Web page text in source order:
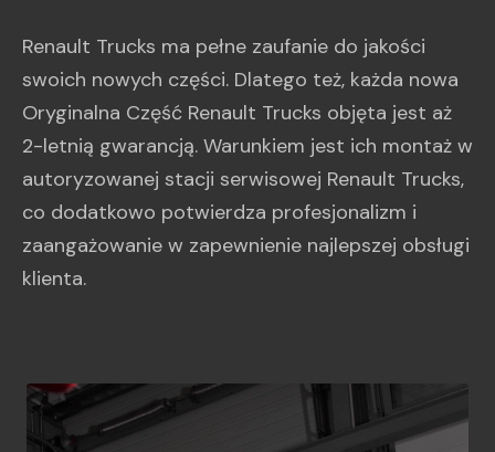
Renault Trucks ma pełne zaufanie do jakości
swoich nowych części. Dlatego też, każda nowa
Oryginalna Część Renault Trucks objęta jest aż
2-letnią gwarancją. Warunkiem jest ich montaż w
autoryzowanej stacji serwisowej Renault Trucks,
co dodatkowo potwierdza profesjonalizm i
zaangażowanie w zapewnienie najlepszej obsługi
klienta.